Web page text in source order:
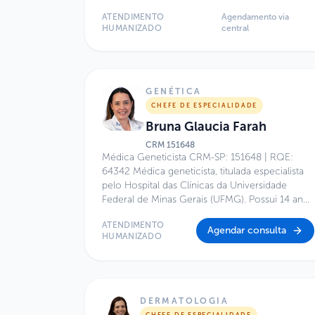
Brasileiro de Cirurgiões.
ATENDIMENTO
HUMANIZADO
Agendamento via
central
GENÉTICA
CHEFE DE ESPECIALIDADE
Bruna Glaucia Farah
CRM 151648
Médica Geneticista CRM-SP: 151648 | RQE:
64342 Médica geneticista, titulada especialista
pelo Hospital das Clínicas da Universidade
Federal de Minas Gerais (UFMG). Possui 14 anos
adolescentes. Atua em Centro de Excelência
em Saúde, com foco em síndromes genéticas,
condições genéticas.
ATENDIMENTO
HUMANIZADO
Agendar consulta
DERMATOLOGIA